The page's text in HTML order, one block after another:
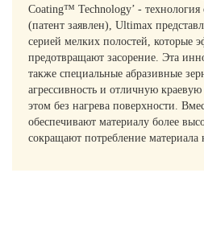
Coating™ Technology’ - технология
(патент заявлен), Ultimax
серией мелких полостей, которые
предотвращают засорение. Эта
также специальные абразивные
агрессивность и отличную
этом без нагрева поверхности.
обеспечивают материалу более
сокращают потребление